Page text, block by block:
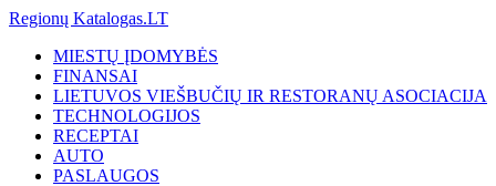
Regionų Katalogas.LT
MIESTŲ ĮDOMYBĖS
FINANSAI
LIETUVOS VIEŠBUČIŲ IR RESTORANŲ ASOCIACIJA
TECHNOLOGIJOS
RECEPTAI
AUTO
PASLAUGOS